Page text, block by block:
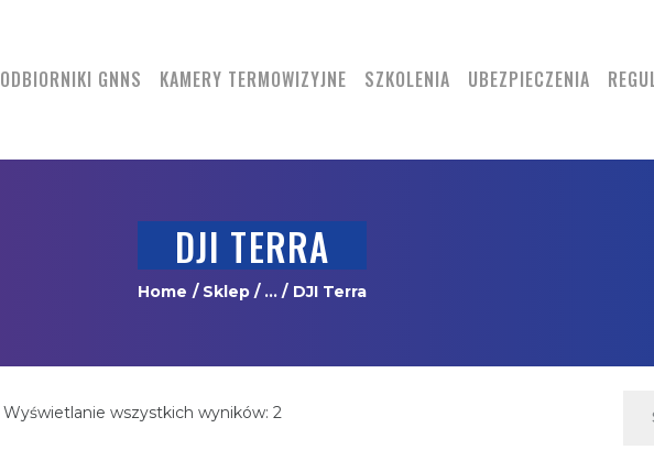
ODBIORNIKI GNNS KAMERY TERMOWIZYJNE SZKOLENIA UBEZPIECZENIA
DJI TERRA
Home Sklep ... DJI Terra
ODBIORNIKI GNNS
TERMOWIZYJNE
SZKOLENIA
UBEZPIECZENIA
KONTAKT
Wyświetlanie wszystkich wyników: 2